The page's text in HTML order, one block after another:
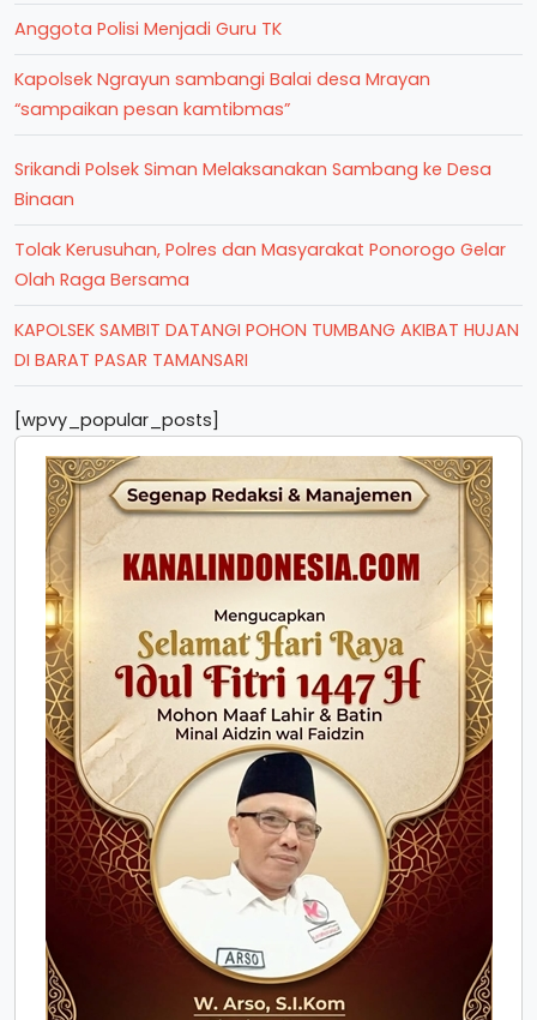
Anggota Polisi Menjadi Guru TK
Kapolsek Ngrayun sambangi Balai desa Mrayan
“sampaikan pesan kamtibmas”
Srikandi Polsek Siman Melaksanakan Sambang ke Desa
Binaan
Tolak Kerusuhan, Polres dan Masyarakat Ponorogo Gelar
Olah Raga Bersama
KAPOLSEK SAMBIT DATANGI POHON TUMBANG AKIBAT HUJAN
DI BARAT PASAR TAMANSARI
[wpvy_popular_posts]